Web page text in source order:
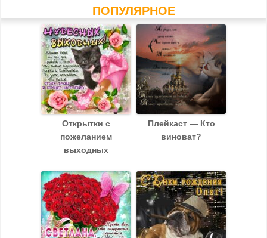
ПОПУЛЯРНОЕ
Открытки с
пожеланием
выходных
Плейкаст — Кто
виноват?